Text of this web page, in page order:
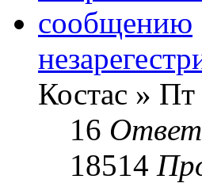
Костас »
16
18514